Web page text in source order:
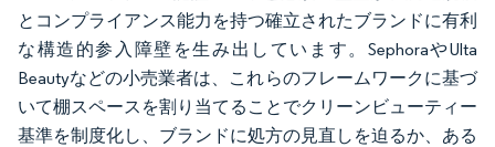
とコンプライアンス能力を持つ確立されたブランドに有利
な構造的参入障壁を生み出しています。SephoraやUlta
Beautyなどの小売業者は、これらのフレームワークに基づ
いて棚スペースを割り当てることでクリーンビューティー
基準を制度化し、ブランドに処方の見直しを迫るか、ある